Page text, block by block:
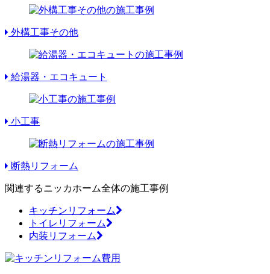
外構工事その他
給湯器・エコキュート
小工事
断熱リフォーム
関連するニッカホーム全体の施工事例
キッチンリフォーム
トイレリフォーム
内装リフォーム